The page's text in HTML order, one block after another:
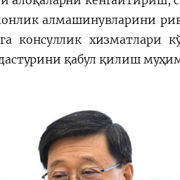
алмашинувларини
консуллик хизматлари
қабул қилиш